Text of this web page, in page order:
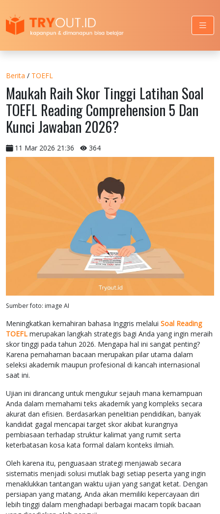
Berita / TOEFL
Maukah Raih Skor Tinggi Latihan Soal
TOEFL Reading Comprehension 5 Dan
Kunci Jawaban 2026?
11 Mar 2026 21:36 364
Sumber foto: image AI
Meningkatkan kemahiran bahasa Inggris melalui Soal Reading
TOEFL merupakan langkah strategis bagi Anda yang ingin meraih
skor tinggi pada tahun 2026. Mengapa hal ini sangat penting?
Karena pemahaman bacaan merupakan pilar utama dalam
seleksi akademik maupun profesional di kancah internasional
saat ini.
Ujian ini dirancang untuk mengukur sejauh mana kemampuan
Anda dalam memahami teks akademik yang kompleks secara
akurat dan efisien. Berdasarkan penelitian pendidikan, banyak
kandidat gagal mencapai target skor akibat kurangnya
pembiasaan terhadap struktur kalimat yang rumit serta
keterbatasan kosa kata formal dalam konteks ilmiah.
Oleh karena itu, penguasaan strategi menjawab secara
sistematis menjadi solusi mutlak bagi setiap peserta yang ingin
menaklukkan tantangan waktu ujian yang sangat ketat. Dengan
persiapan yang matang, Anda akan memiliki kepercayaan diri
lebih tinggi dalam menghadapi berbagai macam topik bacaan